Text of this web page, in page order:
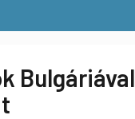
Bulgáriával